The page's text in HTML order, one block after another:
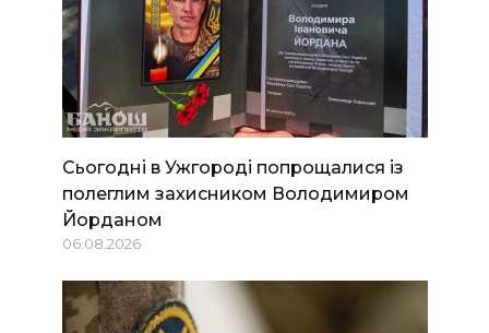
Сьогодні в Ужгороді попрощалися із
полеглим захисником Володимиром
Йорданом
06.08.2026